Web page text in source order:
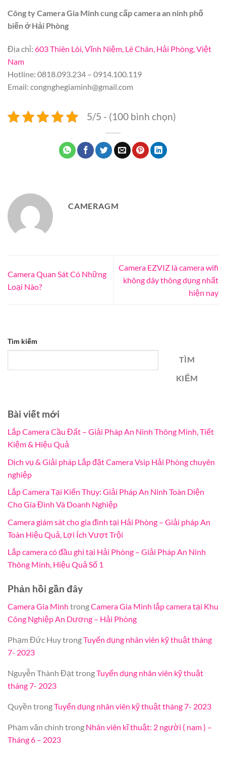
Công ty Camera Gia Minh cung cấp camera an ninh phố
biến ở Hải Phòng
Địa chỉ: 603 Thiên Lôi, Vĩnh Niệm, Lê Chân, Hải Phòng, Việt
Nam
Hotline: 0818.093.234 – 0914.100.119
Email: congnghegiaminh@gmail.com
5/5 - (100 bình chọn)
CAMERAGM
Camera Quan Sát Có Những
Loại Nào?
Camera EZVIZ là camera wifi
không dây thông dụng nhất
hiện nay
Tìm kiếm
TÌM
KIẾM
Bài viết mới
Lắp Camera Cầu Đất – Giải Pháp An Ninh Thông Minh, Tiết
Kiệm & Hiệu Quả
Dịch vụ & Giải pháp Lắp đặt Camera Vsip Hải Phòng chuyên
nghiệp
Lắp Camera Tại Kiến Thụy: Giải Pháp An Ninh Toàn Diện
Cho Gia Đình Và Doanh Nghiệp
Camera giám sát cho gia đình tại Hải Phòng – Giải pháp An
Toàn Hiệu Quả, Lợi Ích Vượt Trội
Lắp camera có đầu ghi tại Hải Phòng – Giải Pháp An Ninh
Thông Minh, Hiệu Quả Số 1
Phản hồi gần đây
Camera Gia Minh trongCamera Gia Minh lắp camera tại Khu
Công Nghiệp An Dương – Hải Phòng
Phạm Đức HuytrongTuyển dụng nhân viên kỹ thuật tháng
7- 2023
Nguyễn Thành ĐạttrongTuyển dụng nhân viên kỹ thuật
tháng 7- 2023
Quyền trongTuyển dụng nhân viên kỹ thuật tháng 7- 2023
Phạm văn chính trong Nhân viên kĩ thuật: 2 người ( nam ) –
Tháng 6 – 2023